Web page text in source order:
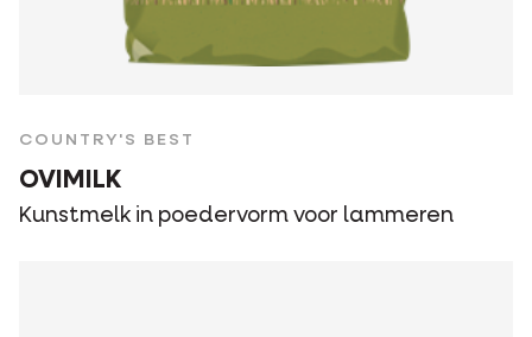
COUNTRY'S BEST
OVIMILK
Kunstmelk in poedervorm voor lammeren